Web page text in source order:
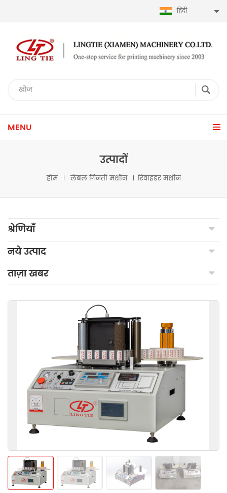
हिंदी
MENU
उत्पादों
होम लेबल गिनती मशीन रिवाइंडर मशीन
श्रेणियाँ
नये उत्पाद
ताज़ा खबर